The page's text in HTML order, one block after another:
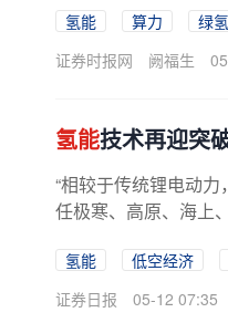
氢能 算力
绿氢
证券时报网
阙福生
氢能技术再迎突
“相较于传统锂电动力，
任极寒、高原、海上
氢能 低空经济
证券日报
05-12 07:35